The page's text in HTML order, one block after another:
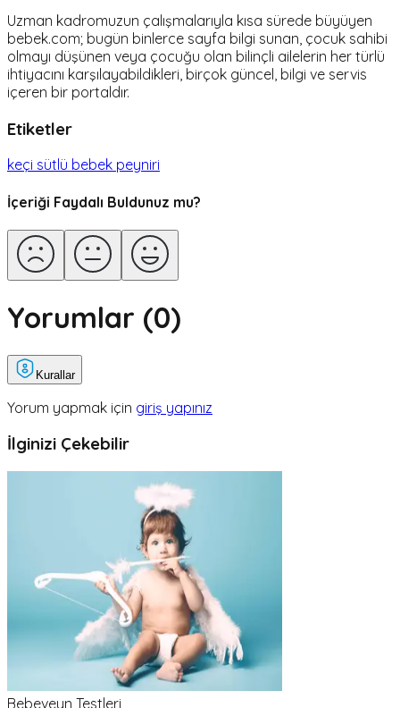
Uzman kadromuzun çalışmalarıyla kısa sürede büyüyen
bebek.com; bugün binlerce sayfa bilgi sunan, çocuk sahibi
olmayı düşünen veya çocuğu olan bilinçli ailelerin her türlü
ihtiyacını karşılayabildikleri, birçok güncel, bilgi ve servis
içeren bir portaldır.
Etiketler
keçi sütlü bebek peyniri
İçeriği Faydalı Buldunuz mu?
Yorumlar (0)
Kurallar
Yorum yapmak için giriş yapınız
İlginizi Çekebilir
Bebeveyn Testleri